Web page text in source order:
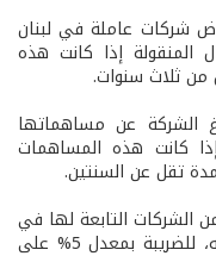
شركات عاملة في لبنان
المنقولة إذا كانت هذه
من ثلاث سنوات.
الشركة عن مساهماتها
كانت هذه المساهمات
تقل عن السنتين.
الشركات التابعة لها في
لبنان لقاء نفقات الادارة والخدمات وخلافه، للضريبة بمعدل 5% على